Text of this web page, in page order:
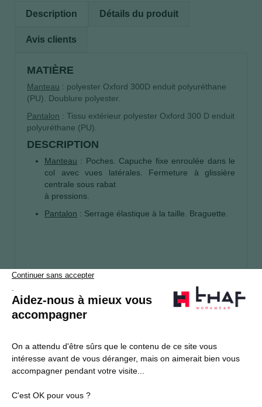
Description Détails du produit
Avis clients
MATIÈRE
Manteau : polyester Oxford 300D enduit polyuréthane
(PU). Doublure polyester.
Pantalon : Tissu extérieur polyester Oxford 300 D enduit
polyuréthane (PU).
DESCRIPTION
Manteau : Poches. Capuche fixe enroulée dans le
col avec vues latérales. Fermeture à glissière
centrale sous rabat
à pressions.
Pantalon : Serrage élastique à la taille. Braguette.
Je souhaite m'inscrire à la newsletter Thaf Workwear